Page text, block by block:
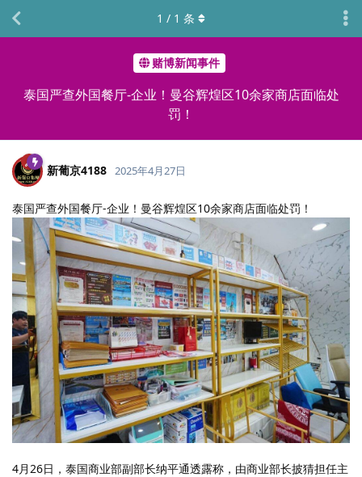
赌博新闻事件
泰国严查外国餐厅-企业！曼谷辉煌区10余家商店面临处
罚！
1 / 1 条
新葡京4188 2025年4月27日
泰国严查外国餐厅-企业！曼谷辉煌区10余家商店面临处罚！
4月26日，泰国商业部副部长纳平通透露称，由商业部长披猜担任主